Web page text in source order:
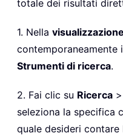
totale dei risultati
1. Nella
contemporaneamente
Strumenti di ricerca.
2. Fai clic su Ricerca >
seleziona la specifica
quale desideri contare